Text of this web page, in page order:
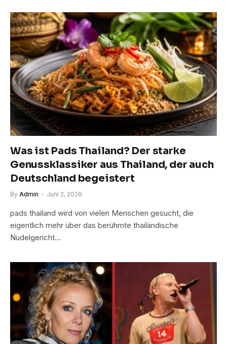
Was ist Pads Thailand? Der starke
Genussklassiker aus Thailand, der auch
Deutschland begeistert
By Admin Juni 2, 2026
pads thailand wird von vielen Menschen gesucht, die
eigentlich mehr über das berühmte thailändische
Nudelgericht…